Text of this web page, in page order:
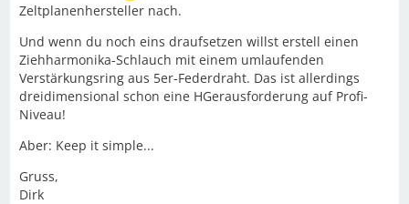
Zeltplanenhersteller nach.
Und wenn du noch eins draufsetzen willst erstell einen
Ziehharmonika-Schlauch mit einem umlaufenden
Verstärkungsring aus 5er-Federdraht. Das ist allerdings
dreidimensional schon eine HGerausforderung auf Profi-
Niveau!
Aber: Keep it simple...
Gruss,
Dirk